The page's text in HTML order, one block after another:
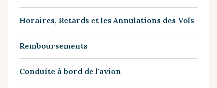
Horaires, Retards et les Annulations des Vols
Remboursements
Conduite à bord de l'avion